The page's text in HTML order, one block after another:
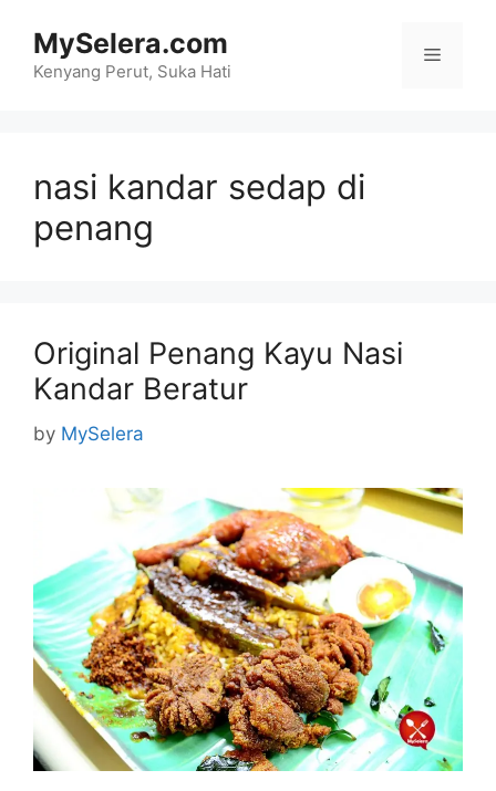
content
MySelera.com
Kenyang Perut, Suka Hati
Menu
nasi kandar sedap di
penang
Original Penang Kayu Nasi
Kandar Beratur
by MySelera